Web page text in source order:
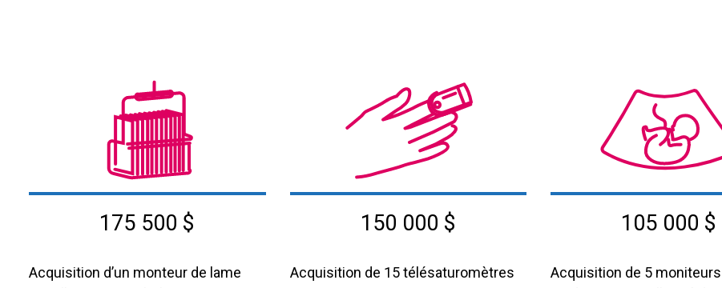
175 500 $
Acquisition d’un monteur de lame
150 000 $
Acquisition de 15 télésaturomètres
105 000 $
Acquisition de 5 moniteurs